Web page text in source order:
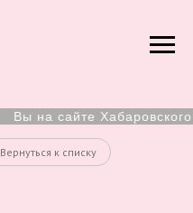
Вы на сайте
Вернуться к списку